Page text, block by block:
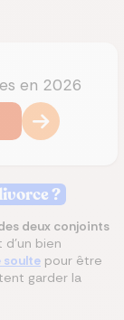
en 2026
?
deux conjoints
d'un bien
soulte pour être
garder la